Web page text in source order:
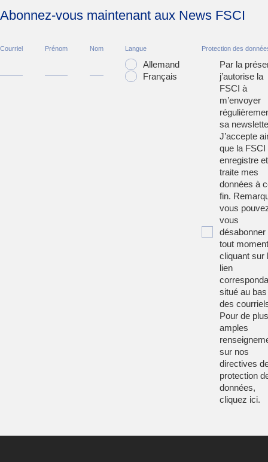
Abonnez-vous maintenant aux News FSCI
Courriel Prénom Nom Langue
Allemand
Français
Protection des
Par la
j’autorise la
FSCI à
m’envoyer
sa
J’accepte
que la FSCI
enregistre et
traite mes
données à
fin.
vous
vous
désabonner
tout
cliquant sur
lien
situé au bas
des
Pour de plus
amples
sur nos
directives
protection
données,
cliquez ici.